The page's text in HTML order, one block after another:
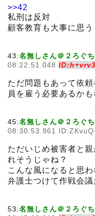
>>42
私刑は反対
顧客教育も大事に思う
43:名無しさん＠２ろぐ
08:22:51.048
ただ問題もあって依
員を雇う必要あるかも
45:名無しさん＠２ろぐ
08:30:53.961
ただいじめ被害者と
れそうじゃね？
こんな風になると思
弁護士つけて作戦会議
53:名無しさん＠２ろぐ